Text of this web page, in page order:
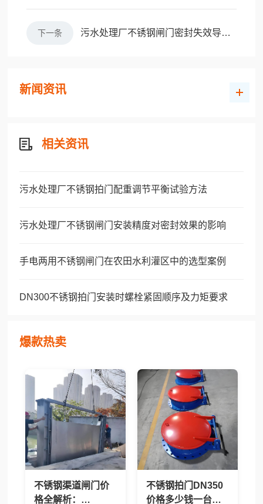
下一条 污水处理厂不锈钢闸门密封失效导致污泥泄漏处理
新闻资讯
相关资讯
污水处理厂不锈钢拍门配重调节平衡试验方法
污水处理厂不锈钢闸门安装精度对密封效果的影响
手电两用不锈钢闸门在农田水利灌区中的选型案例
DN300不锈钢拍门安装时螺栓紧固顺序及力矩要求
爆款热卖
不锈钢渠道闸门价
格全解析：
不锈钢拍门DN350
价格多少钱一台？